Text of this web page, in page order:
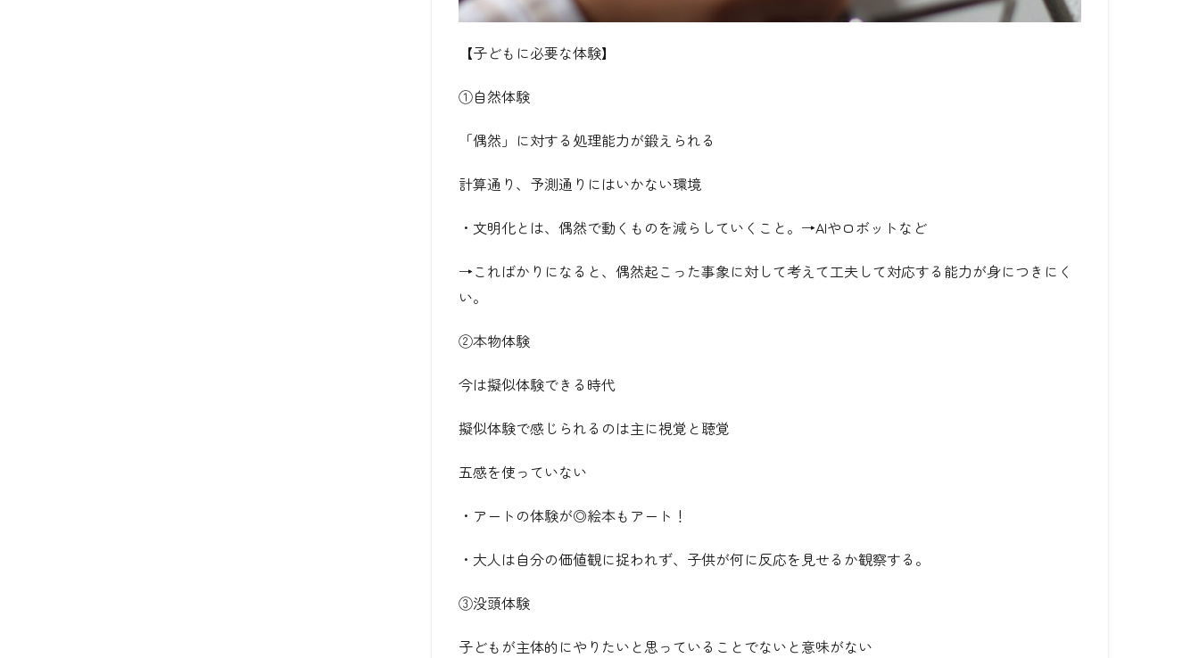
【子どもに必要な体験】
①自然体験
「偶然」に対する処理能力が鍛えられる
計算通り、予測通りにはいかない環境
・文明化とは、偶然で動くものを減らしていくこと。→AIやロボットなど
→こればかりになると、偶然起こった事象に対して考えて工夫して対応する能力が身につきにく
い。
②本物体験
今は擬似体験できる時代
擬似体験で感じられるのは主に視覚と聴覚
五感を使っていない
・アートの体験が◎絵本もアート！
・大人は自分の価値観に捉われず、子供が何に反応を見せるか観察する。
③没頭体験
子どもが主体的にやりたいと思っていることでないと意味がない